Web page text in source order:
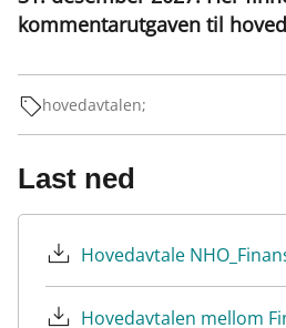
kommentarutgaven til
hovedavtalen;
Last ned